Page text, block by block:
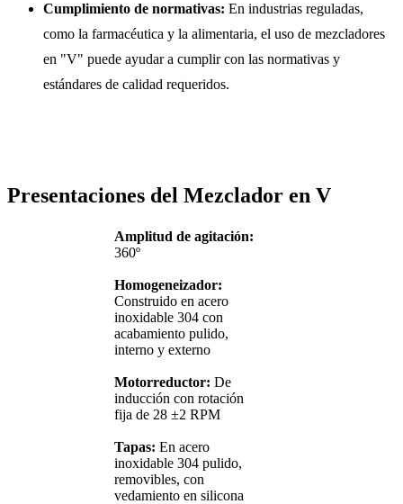
Cumplimiento de normativas: En industrias reguladas,
como la farmacéutica y la alimentaria, el uso de mezcladores
en "V" puede ayudar a cumplir con las normativas y
estándares de calidad requeridos.
Presentaciones del Mezclador en V
Amplitud de agitación:
360º
Homogeneizador:
Construido en acero
inoxidable 304 con
acabamiento pulido,
interno y externo
Motorreductor: De
inducción con rotación
fija de 28 ±2 RPM
Tapas: En acero
inoxidable 304 pulido,
removibles, con
vedamiento en silicona